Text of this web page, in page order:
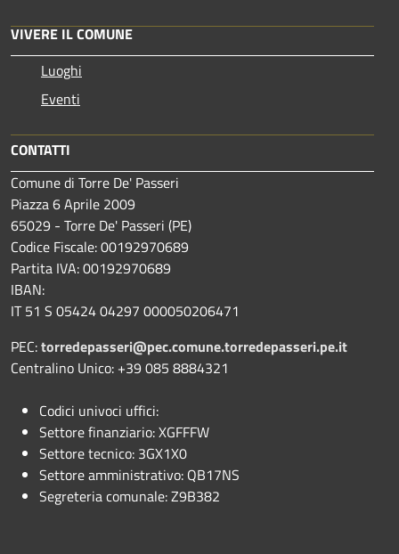
VIVERE IL COMUNE
Luoghi
Eventi
CONTATTI
Comune di Torre De' Passeri
Piazza 6 Aprile 2009
65029 - Torre De' Passeri (PE)
Codice Fiscale: 00192970689
Partita IVA: 00192970689
IBAN:
IT 51 S 05424 04297 000050206471
PEC:torredepasseri@pec.comune.torredepasseri.pe.it
Centralino Unico: +39 085 8884321
Codici univoci uffici:
Settore finanziario: XGFFFW
Settore tecnico: 3GX1X0
Settore amministrativo: QB17NS
Segreteria comunale: Z9B382